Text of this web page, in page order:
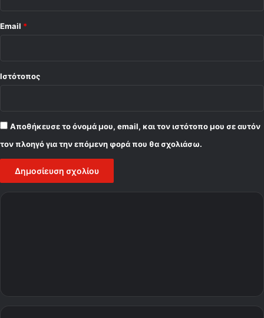
Email *
Ιστότοπος
Αποθήκευσε το όνομά μου, email, και τον ιστότοπο μου σε αυτόν
τον πλοηγό για την επόμενη φορά που θα σχολιάσω.